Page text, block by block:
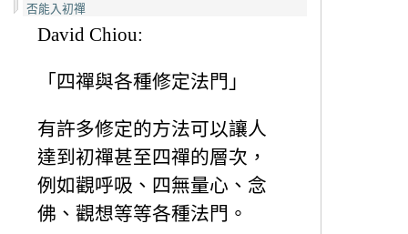
否能入初禪
David Chiou:
「四禪與各種修定法門」
有許多修定的方法可以讓人
達到初禪甚至四禪的層次，
例如觀呼吸、四無量心、念
佛、觀想等等各種法門。